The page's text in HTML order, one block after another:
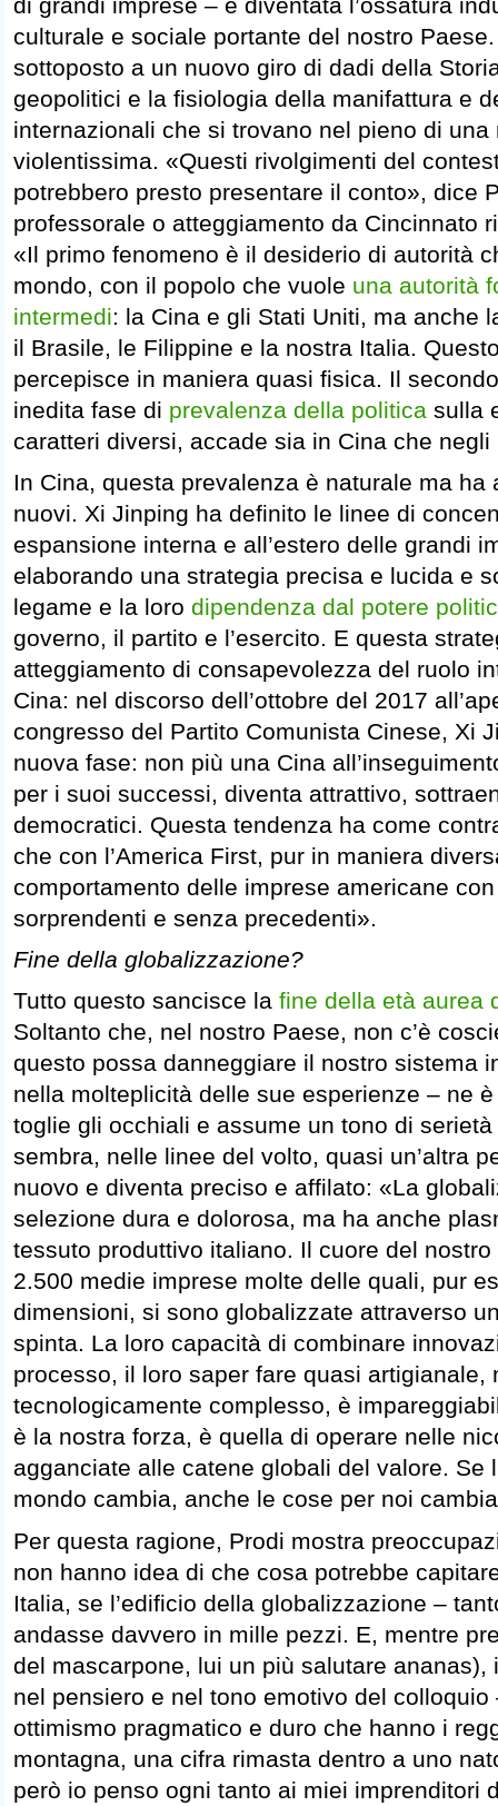
di grandi imprese – è diventata l’ossatura
culturale e sociale portante del nostro
sottoposto a un nuovo giro di dadi della
geopolitici e la fisiologia della manifattura e
internazionali che si trovano nel pieno di una
violentissima. «Questi rivolgimenti del
potrebbero presto presentare il conto», dice
professorale o atteggiamento da Cincinnato
«Il primo fenomeno è il desiderio di autorità
mondo, con il popolo che vuole una autorità
intermedi: la Cina e gli Stati Uniti, ma anche
il Brasile, le Filippine e la nostra Italia.
percepisce in maniera quasi fisica. Il
inedita fase di prevalenza della politica sulla
caratteri diversi, accade sia in Cina che negli
In Cina, questa prevalenza è naturale ma ha
nuovi. Xi Jinping ha definito le linee di
espansione interna e all’estero delle grandi
elaborando una strategia precisa e lucida e
legame e la loro dipendenza dal potere
governo, il partito e l’esercito. E questa
atteggiamento di consapevolezza del ruolo
Cina: nel discorso dell’ottobre del 2017
congresso del Partito Comunista Cinese, Xi
nuova fase: non più una Cina
per i suoi successi, diventa attrattivo,
democratici. Questa tendenza ha come
che con l’America First, pur in maniera
comportamento delle imprese americane
sorprendenti e senza precedenti».
Fine della globalizzazione?
Tutto questo sancisce la fine della età aurea
Soltanto che, nel nostro Paese, non c’è
questo possa danneggiare il nostro sistema
nella molteplicità delle sue esperienze – ne
toglie gli occhiali e assume un tono di
sembra, nelle linee del volto, quasi un’altra
nuovo e diventa preciso e affilato: «La
selezione dura e dolorosa, ma ha anche
tessuto produttivo italiano. Il cuore del
2.500 medie imprese molte delle quali, pur
dimensioni, si sono globalizzate attraverso
spinta. La loro capacità di combinare
processo, il loro saper fare quasi artigianale,
tecnologicamente complesso, è
è la nostra forza, è quella di operare nelle
agganciate alle catene globali del valore. Se
mondo cambia, anche le cose per noi
Per questa ragione, Prodi mostra
non hanno idea di che cosa potrebbe
Italia, se l’edificio della globalizzazione –
andasse davvero in mille pezzi. E, mentre
del mascarpone, lui un più salutare ananas),
nel pensiero e nel tono emotivo del
ottimismo pragmatico e duro che hanno i
montagna, una cifra rimasta dentro a uno
però io penso ogni tanto ai miei imprenditori